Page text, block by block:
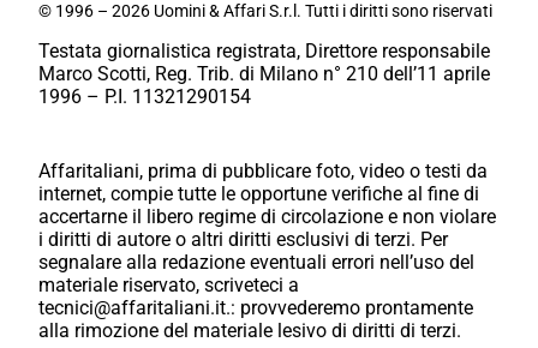
© 1996 – 2026 Uomini & Affari S.r.l. Tutti i diritti sono riservati
Testata giornalistica registrata, Direttore responsabile
Marco Scotti, Reg. Trib. di Milano n° 210 dell’11 aprile
1996 – P.I. 11321290154
Affaritaliani, prima di pubblicare foto, video o testi da
internet, compie tutte le opportune verifiche al fine di
accertarne il libero regime di circolazione e non violare
i diritti di autore o altri diritti esclusivi di terzi. Per
segnalare alla redazione eventuali errori nell’uso del
materiale riservato, scriveteci a
tecnici@affaritaliani.it.: provvederemo prontamente
alla rimozione del materiale lesivo di diritti di terzi.